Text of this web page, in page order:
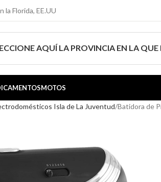
la Florida, EE.UU
AQUÍ LA PROVINCIA EN LA QUE
MOTOS
Isla de La Juventud Batidora de